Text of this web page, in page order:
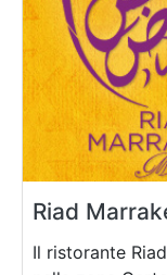
Riad
Il ristorante